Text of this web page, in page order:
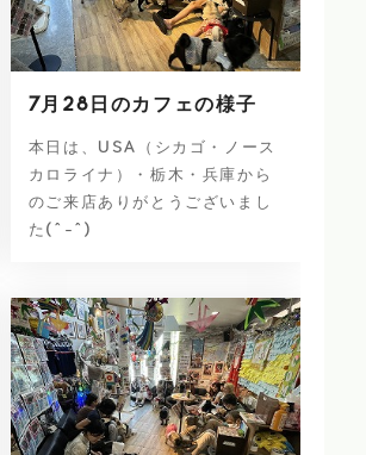
7月28日のカフェの様子
本日は、USA（シカゴ・ノース
カロライナ）・栃木・兵庫から
のご来店ありがとうございまし
た(^-^)